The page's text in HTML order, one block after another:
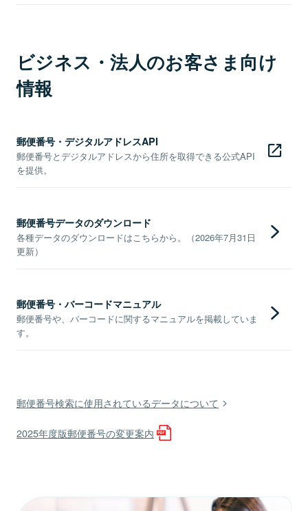
ビジネス・法人のお客さま向け
情報
郵便番号・デジタルアドレスAPI
郵便番号とデジタルアドレスから住所を取得できる公式API
を提供。
郵便番号データのダウンロード
各種データのダウンロードはこちらから。（2026年7月31日
更新）
郵便番号・バーコードマニュアル
郵便番号や、バーコードに関するマニュアルを掲載していま
す。
郵便番号検索に使用されているデータについて
2025年度版郵便番号の変更案内